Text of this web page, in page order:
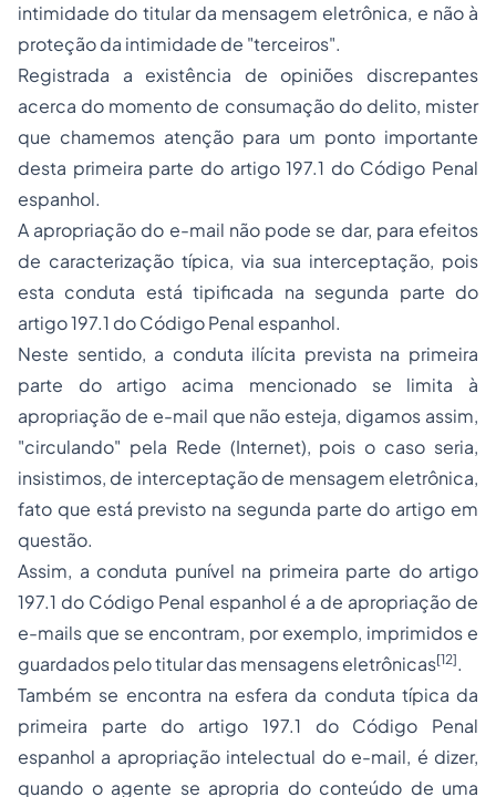
intimidade do titular da mensagem eletrônica, e não à
proteção da intimidade de "terceiros".
Registrada a existência de opiniões discrepantes
acerca do momento de consumação do delito, mister
que chamemos atenção para um ponto importante
desta primeira parte do artigo 197.1 do Código Penal
espanhol.
A apropriação do e-mail não pode se dar, para efeitos
de caracterização típica, via sua interceptação, pois
esta conduta está tipificada na segunda parte do
artigo 197.1 do Código Penal espanhol.
Neste sentido, a conduta ilícita prevista na primeira
parte do artigo acima mencionado se limita à
apropriação de e-mail que não esteja, digamos assim,
"circulando" pela Rede (Internet), pois o caso seria,
insistimos, de interceptação de mensagem eletrônica,
fato que está previsto na segunda parte do artigo em
questão.
Assim, a conduta punível na primeira parte do artigo
197.1 do Código Penal espanhol é a de apropriação de
e-mails que se encontram, por exemplo, imprimidos e
guardados pelo titular das mensagens eletrônicas[12].
Também se encontra na esfera da conduta típica da
primeira parte do artigo 197.1 do Código Penal
espanhol a apropriação intelectual do e-mail, é dizer,
quando o agente se apropria do conteúdo de uma